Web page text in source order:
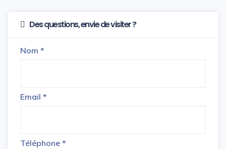
Des questions, envie de visiter ?
Nom *
Email *
Téléphone *